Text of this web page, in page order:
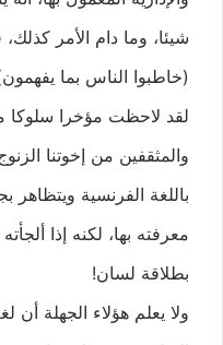
شيئا، وما دام الأمر
(خاطبوا الناس بما
لقد لاحظت مؤخرا سلوكا
والمثقفين من إخوتنا
باللغة الفرنسية ويتظاهر
معرفته بها، لكنه إذا
بطلاقة لسان!
ولا يعلم هؤلاء الجهلة أن